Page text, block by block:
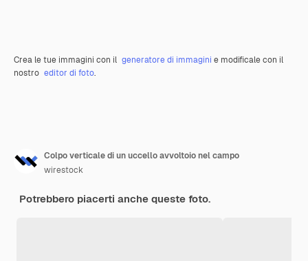
Crea le tue immagini con il generatore di immagini e modificale con il
nostro editor di foto.
Colpo verticale di un uccello avvoltoio nel campo
wirestock
Potrebbero piacerti anche queste foto.